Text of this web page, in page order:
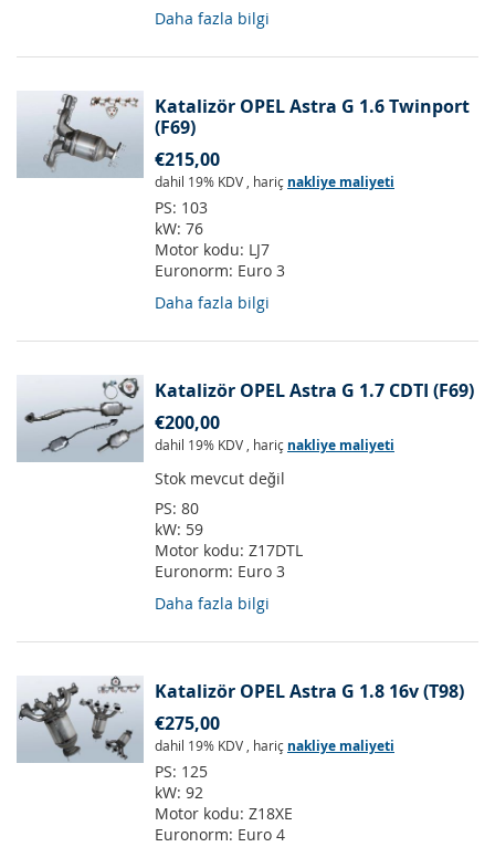
Daha fazla bilgi
Katalizör OPEL Astra G 1.6 Twinport
(F69)
€215,00
dahil 19% KDV , hariç nakliye maliyeti
PS: 103
kW: 76
Motor kodu: LJ7
Euronorm: Euro 3
Daha fazla bilgi
Katalizör OPEL Astra G 1.7 CDTI (F69)
€200,00
dahil 19% KDV , hariç nakliye maliyeti
Stok mevcut değil
PS: 80
kW: 59
Motor kodu: Z17DTL
Euronorm: Euro 3
Daha fazla bilgi
Katalizör OPEL Astra G 1.8 16v (T98)
€275,00
dahil 19% KDV , hariç nakliye maliyeti
PS: 125
kW: 92
Motor kodu: Z18XE
Euronorm: Euro 4